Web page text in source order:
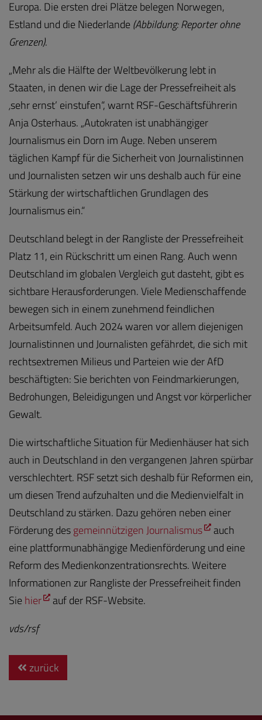
Europa. Die ersten drei Plätze belegen Norwegen,
Estland und die Niederlande (Abbildung: Reporter ohne
Grenzen).
„Mehr als die Hälfte der Weltbevölkerung lebt in
Staaten, in denen wir die Lage der Pressefreiheit als
‚sehr ernst’ einstufen“, warnt RSF-Geschäftsführerin
Anja Osterhaus. „Autokraten ist unabhängiger
Journalismus ein Dorn im Auge. Neben unserem
täglichen Kampf für die Sicherheit von Journalistinnen
und Journalisten setzen wir uns deshalb auch für eine
Stärkung der wirtschaftlichen Grundlagen des
Journalismus ein.“
Deutschland belegt in der Rangliste der Pressefreiheit
Platz 11, ein Rückschritt um einen Rang. Auch wenn
Deutschland im globalen Vergleich gut dasteht, gibt es
sichtbare Herausforderungen. Viele Medienschaffende
bewegen sich in einem zunehmend feindlichen
Arbeitsumfeld. Auch 2024 waren vor allem diejenigen
Journalistinnen und Journalisten gefährdet, die sich mit
rechtsextremen Milieus und Parteien wie der AfD
beschäftigten: Sie berichten von Feindmarkierungen,
Bedrohungen, Beleidigungen und Angst vor körperlicher
Gewalt.
Die wirtschaftliche Situation für Medienhäuser hat sich
auch in Deutschland in den vergangenen Jahren spürbar
verschlechtert. RSF setzt sich deshalb für Reformen ein,
um diesen Trend aufzuhalten und die Medienvielfalt in
Deutschland zu stärken. Dazu gehören neben einer
Förderung desgemeinnützigen Journalismus
auch
eine plattformunabhängige Medienförderung und eine
Reform des Medienkonzentrationsrechts. Weitere
Informationen zur Rangliste der Pressefreiheit finden
Sie hier
auf der RSF-Website.
vds/rsf
zurück